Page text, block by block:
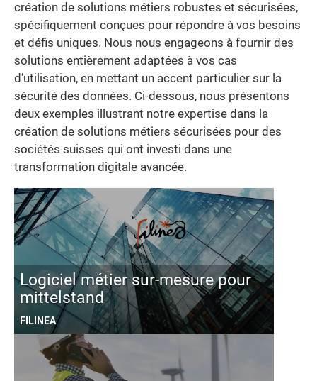
création de solutions métiers robustes et sécurisées,
spécifiquement conçues pour répondre à vos besoins
et défis uniques. Nous nous engageons à fournir des
solutions entièrement adaptées à vos cas
d’utilisation, en mettant un accent particulier sur la
sécurité des données. Ci-dessous, nous présentons
deux exemples illustrant notre expertise dans la
création de solutions métiers sécurisées pour des
sociétés suisses qui ont investi dans une
transformation digitale avancée.
Logiciel métier sur-mesure pour
mittelstand
FILINEA